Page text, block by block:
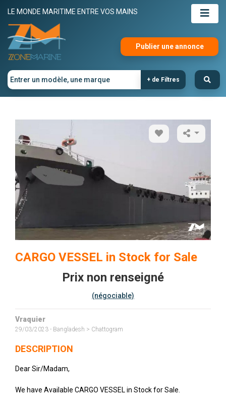
LE MONDE MARITIME ENTRE VOS MAINS
Publier une annonce
+ de Filtres
CARGO VESSEL in Stock for Sale
Prix non renseigné
(négociable)
Vraquier
29/03/2023 - Bangladesh > Chattogram
DESCRIPTION
Dear Sir/Madam,
We have Available CARGO VESSEL in Stock for Sale.